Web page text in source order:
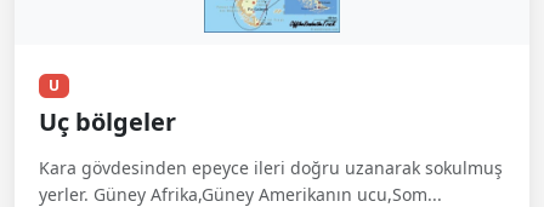
U
Uç bölgeler
Kara gövdesinden epeyce ileri doğru uzanarak sokulmuş
yerler. Güney Afrika,Güney Amerikanın ucu,Som...